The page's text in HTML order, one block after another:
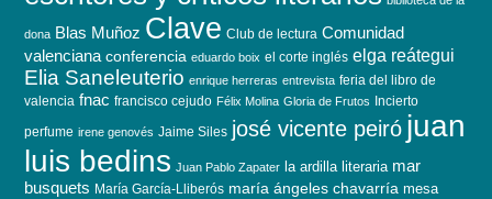
dona Blas Muñoz Clave Club de lectura Comunidad
valenciana conferencia eduardo boix el corte inglés elga reátegui
Elia Saneleuterio enrique herreras entrevista feria del libro de
valencia fnac francisco cejudo Félix Molina Gloria de Frutos
Incierto
perfume irene genovés Jaime Siles josé vicente peiró juan
luis bedins Juan Pablo Zapater la ardilla literaria mar
busquets María García-Lliberós maría ángeles chavarría mesa